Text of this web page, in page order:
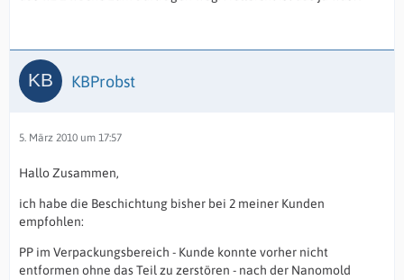
KBProbst
5. März 2010 um 17:57
Hallo Zusammen,
ich habe die Beschichtung bisher bei 2 meiner Kunden
empfohlen:
PP im Verpackungsbereich - Kunde konnte vorher nicht
entformen ohne das Teil zu zerstören - nach der Nanomold